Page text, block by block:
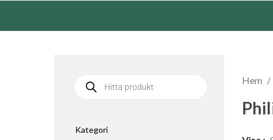
Kategori
Hem